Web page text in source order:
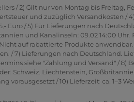
/ 2) Gilt nur von Montag bis Freitag,
und zuzüglich Versandkosten /
Euro / 5) Für Lieferungen nach
und Kanalinseln: 09.02 14:00
auf rabattierte Produkte
/ 7) Lieferungen nach Deutschland.
siehe "Zahlung und Versand" / 8)
Schweiz, Liechtenstein,
vorausgesetzt / 10) Lieferzeit: ca. 1–3